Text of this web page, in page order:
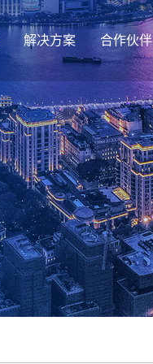
解决方案 合作伙伴